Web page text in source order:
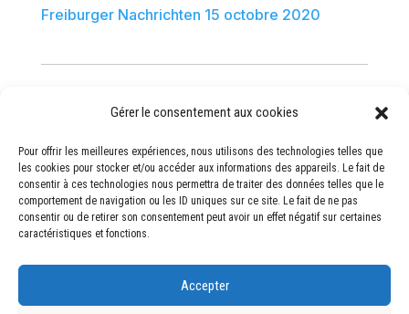
Gérer le consentement aux cookies
Pour offrir les meilleures expériences, nous utilisons des technologies telles que
les cookies pour stocker et/ou accéder aux informations des appareils. Le fait de
consentir à ces technologies nous permettra de traiter des données telles que le
comportement de navigation ou les ID uniques sur ce site. Le fait de ne pas
consentir ou de retirer son consentement peut avoir un effet négatif sur certaines
caractéristiques et fonctions.
Accepter
Freiburger Nachrichten 15 octobre 2020
Route de la Petite Glâne 20
1566 St-Aubin, FR